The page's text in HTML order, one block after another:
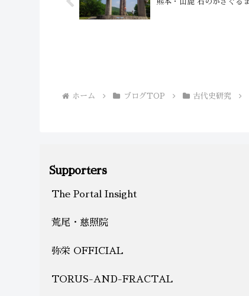
ホーム ブログTOP 古代史研究
Supporters
The Portal Insight
荒尾・慈照院
弥栄 OFFICIAL
TORUS-AND-FRACTAL